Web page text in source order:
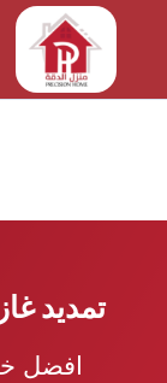
تمديد
افضل